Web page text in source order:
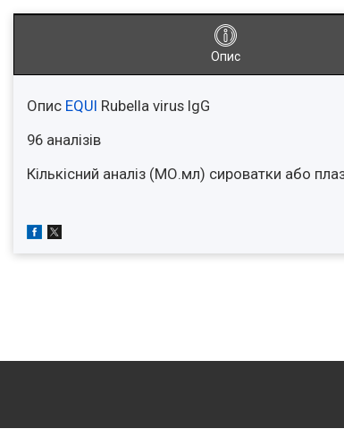
Опис
Опис EQUI Rubella virus IgG
96 аналізів
Кількісний аналіз (МО.мл) сироватки або